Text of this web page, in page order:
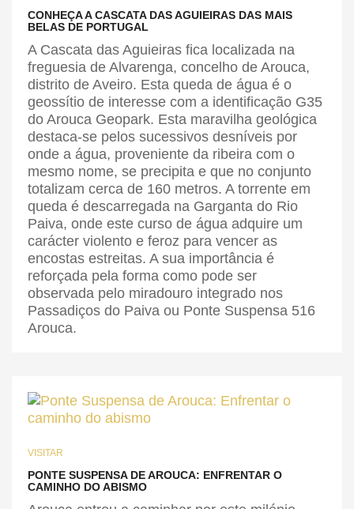
CONHEÇA A CASCATA DAS AGUIEIRAS DAS MAIS
BELAS DE PORTUGAL
A Cascata das Aguieiras fica localizada na
freguesia de Alvarenga, concelho de Arouca,
distrito de Aveiro. Esta queda de água é o
geossítio de interesse com a identificação G35
do Arouca Geopark. Esta maravilha geológica
destaca-se pelos sucessivos desníveis por
onde a água, proveniente da ribeira com o
mesmo nome, se precipita e que no conjunto
totalizam cerca de 160 metros. A torrente em
queda é descarregada na Garganta do Rio
Paiva, onde este curso de água adquire um
carácter violento e feroz para vencer as
encostas estreitas. A sua importância é
reforçada pela forma como pode ser
observada pelo miradouro integrado nos
Passadiços do Paiva ou Ponte Suspensa 516
Arouca.
VISITAR
PONTE SUSPENSA DE AROUCA: ENFRENTAR O
CAMINHO DO ABISMO